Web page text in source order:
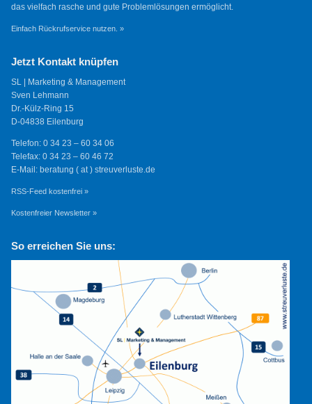
das vielfach rasche und gute Problemlösungen ermöglicht.
Einfach Rückrufservice nutzen. »
Jetzt Kontakt knüpfen
SL | Marketing & Management
Sven Lehmann
Dr.-Külz-Ring 15
D-04838 Eilenburg
Telefon: 0 34 23 – 60 34 06
Telefax: 0 34 23 – 60 46 72
E-Mail: beratung ( at ) streuverluste.de
RSS-Feed kostenfrei »
Kostenfreier Newsletter »
So erreichen Sie uns: